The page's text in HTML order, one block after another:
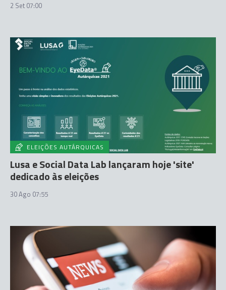
2 Set 07:00
ELEIÇÕES AUTÁRQUICAS
Lusa e Social Data Lab lançaram hoje 'site'
dedicado às eleições
30 Ago 07:55